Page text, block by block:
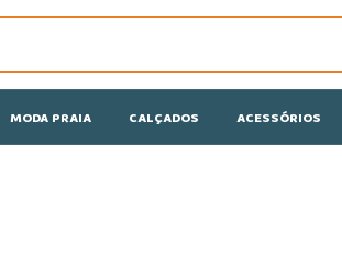
MODA PRAIA CALÇADOS ACESSÓRIOS